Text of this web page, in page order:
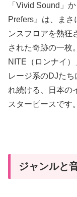
「Vivid Sound」
Prefers』は、ま
ンスフロアを熱狂
された奇跡の一枚
NITE（ロンナイ
レージ系のDJた
れ続ける、日本の
スターピースです。
ジャンルと